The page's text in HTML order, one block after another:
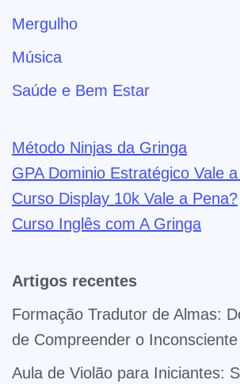
Mergulho
Música
Saúde e Bem Estar
Método Ninjas da Gringa
GPA Dominio Estratégico Vale
Curso Display 10k Vale a Pena?
Curso Inglês com A Gringa
Artigos recentes
Formação Tradutor de Almas:
de Compreender o Inconsciente
Aula de Violão para Iniciantes: